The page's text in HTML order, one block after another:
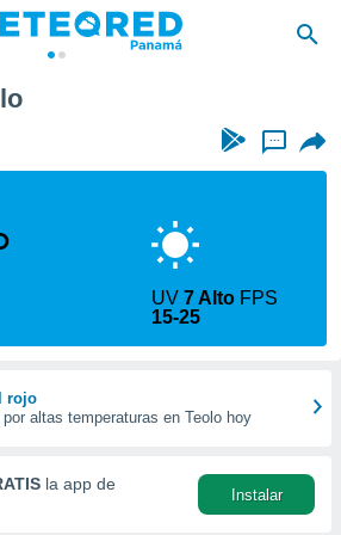
...
UV7 Alto FPS
15-25
rojo
altas temperaturas en Teolo hoy
la app de
Instalar